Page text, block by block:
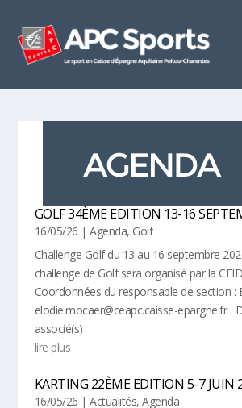
GOLF 34ÈME EDITION 13-16
16/05/26 |Agenda, Golf
Challenge Golf du 13 au 16 septembre
challenge de Golf sera organisé par la
Coordonnées du responsable de section :
elodie.mocaer@ceapc.caisse-epargne.fr
associé(s)
lire plus
KARTING 22ÈME EDITION 5-7 JUIN
16/05/26 |Actualités,Agenda